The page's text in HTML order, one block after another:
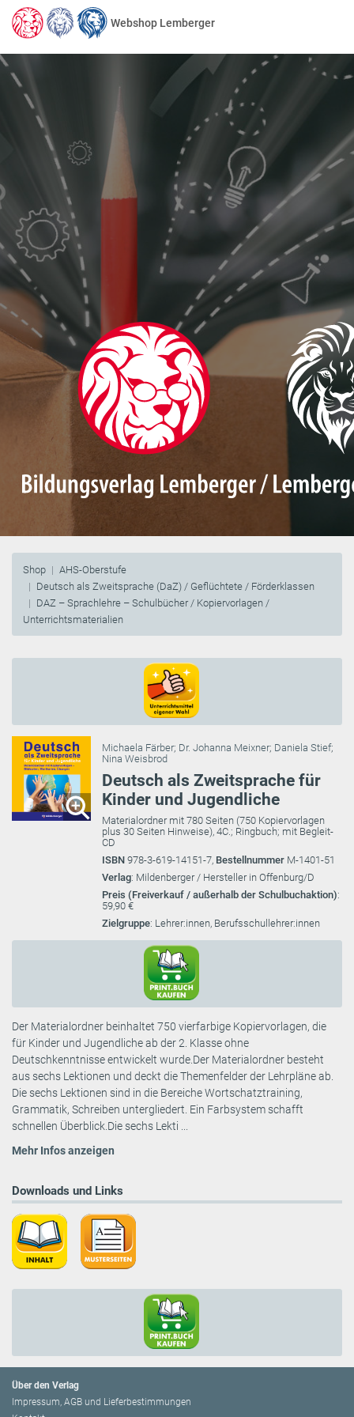
Webshop Lemberger
Shop
AHS-Oberstufe
Deutsch als Zweitsprache (DaZ) / Geflüchtete / Förderklassen
DAZ – Sprachlehre – Schulbücher / Kopiervorlagen /
Unterrichtsmaterialien
Michaela Färber; Dr. Johanna Meixner; Daniela Stief;
Nina Weisbrod
Deutsch als Zweitsprache für
Kinder und Jugendliche
Materialordner mit 780 Seiten (750 Kopiervorlagen
plus 30 Seiten Hinweise), 4C.; Ringbuch; mit Begleit-
CD
ISBN 978-3-619-14151-7, Bestellnummer M-1401-51
Verlag: Mildenberger / Hersteller in Offenburg/D
Preis (Freiverkauf / außerhalb der Schulbuchaktion):
59,90 €
Zielgruppe: Lehrer:innen, Berufsschullehrer:innen
Der Materialordner beinhaltet 750 vierfarbige Kopiervorlagen, die
für Kinder und Jugendliche ab der 2. Klasse ohne
Deutschkenntnisse entwickelt wurde.Der Materialordner besteht
aus sechs Lektionen und deckt die Themenfelder der Lehrpläne ab.
Die sechs Lektionen sind in die Bereiche Wortschatztraining,
Grammatik, Schreiben untergliedert. Ein Farbsystem schafft
schnellen Überblick.Die sechs Lekti ...
Mehr Infos anzeigen
Downloads und Links
Über den Verlag
Impressum, AGB und Lieferbestimmungen